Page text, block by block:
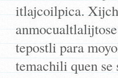
itlajcoilpica.
tepostli para
temachili quen